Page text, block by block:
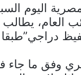
اليوم
العام،
دراجي”طبقا
وفق ما جاء